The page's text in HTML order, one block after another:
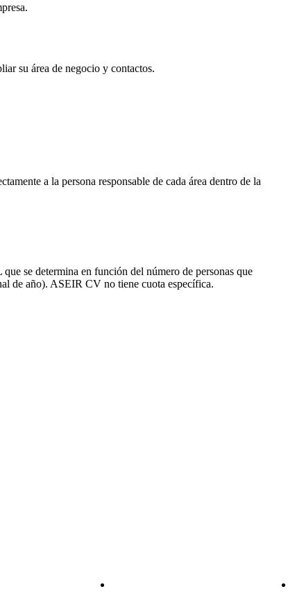
su área de negocio y contactos.
a la persona responsable de cada área dentro de la
se determina en función del número de personas que
de año). ASEIR CV no tiene cuota específica.